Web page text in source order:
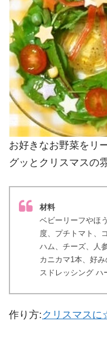
お好きなお野菜をリ
グッとクリスマスの
材料
ベビーリーフやほ
度、プチトマト、
ハム、チーズ、人
カニカマ1本、好
スドレッシング ハ
作り方:クリスマス